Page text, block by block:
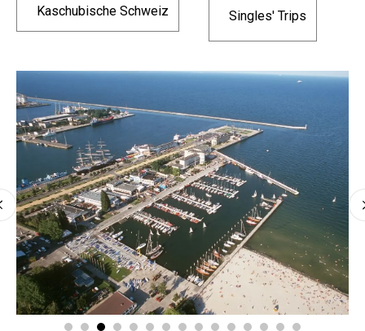
Kaschubische Schweiz Singles' Trips